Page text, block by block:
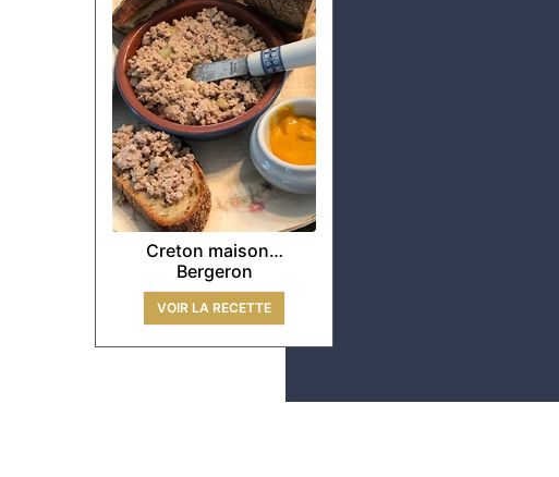
Creton maison…
Bergeron
VOIR LA RECETTE